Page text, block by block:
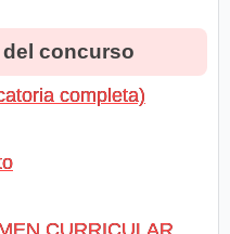
del concurso
completa)
CURRICULAR